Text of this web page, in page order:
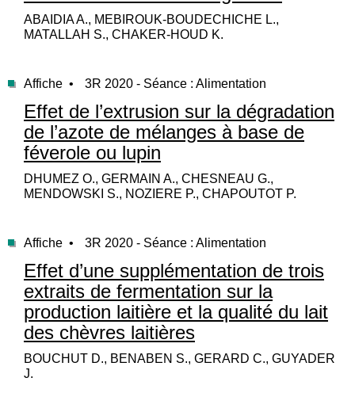
ABAIDIA A., MEBIROUK-BOUDECHICHE L.,
MATALLAH S., CHAKER-HOUD K.
Affiche • 3R 2020 - Séance : Alimentation
Effet de l’extrusion sur la dégradation
de l’azote de mélanges à base de
féverole ou lupin
DHUMEZ O., GERMAIN A., CHESNEAU G.,
MENDOWSKI S., NOZIERE P., CHAPOUTOT P.
Affiche • 3R 2020 - Séance : Alimentation
Effet d’une supplémentation de trois
extraits de fermentation sur la
production laitière et la qualité du lait
des chèvres laitières
BOUCHUT D., BENABEN S., GERARD C., GUYADER
J.